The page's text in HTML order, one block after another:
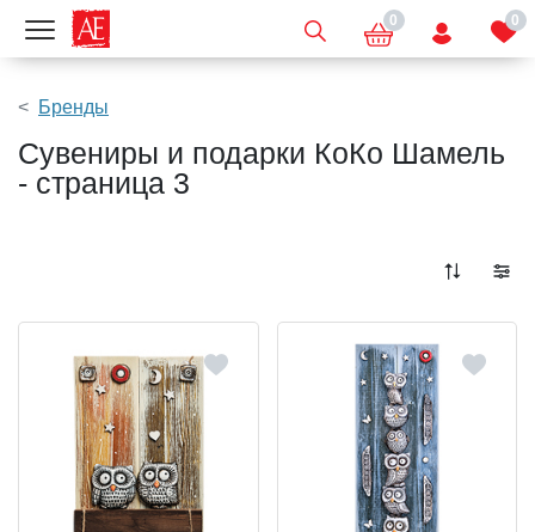
Показать меню 0 0
Бренды
Сувениры и подарки КоКо Шамель
- страница 3